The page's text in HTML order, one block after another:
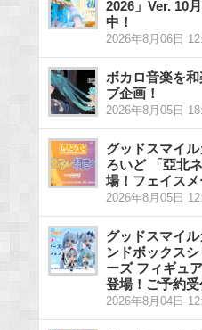
2026」Ver. 10
中！
2026年8月06日
ボカロ音楽を
ブ企画！
2026年8月05日
グッドスマイ
ろいど 「亞北
場！フェイスメ
2026年8月05日
グッドスマイ
ンドボックス
ーズ フィギュ
登場！ご予約受
2026年8月04日